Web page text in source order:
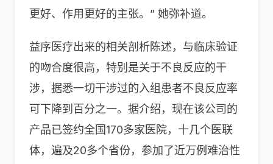
更好、作用更好的主张。” 她弥补道。
益序医疗出来的相关剖析陈述，与临床验证
的吻合度很高，特别是关于不良反应的干
涉，据悉一切干涉过的入组患者不良反应率
可下降到百分之一。据介绍，现在该公司的
产品已签约全国170多家医院，十几个医联
体，遍及20多个省份，参加了近万例难治性